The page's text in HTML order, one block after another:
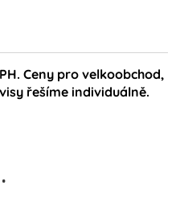
Ceny pro velkoobchod,
řešíme individuálně.